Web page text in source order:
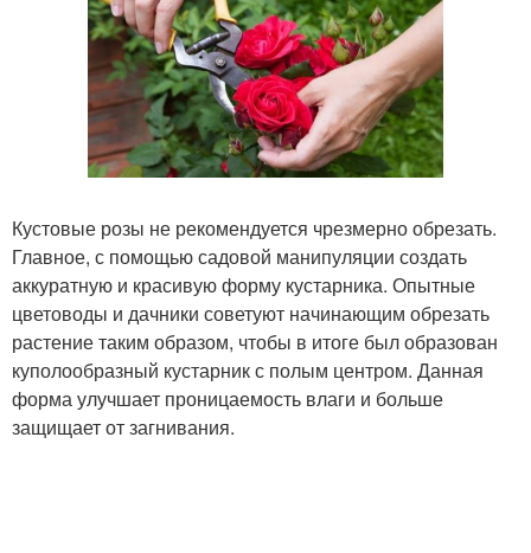
Кустовые розы не рекомендуется чрезмерно обрезать.
Главное, с помощью садовой манипуляции создать
аккуратную и красивую форму кустарника. Опытные
цветоводы и дачники советуют начинающим обрезать
растение таким образом, чтобы в итоге был образован
куполообразный кустарник с полым центром. Данная
форма улучшает проницаемость влаги и больше
защищает от загнивания.